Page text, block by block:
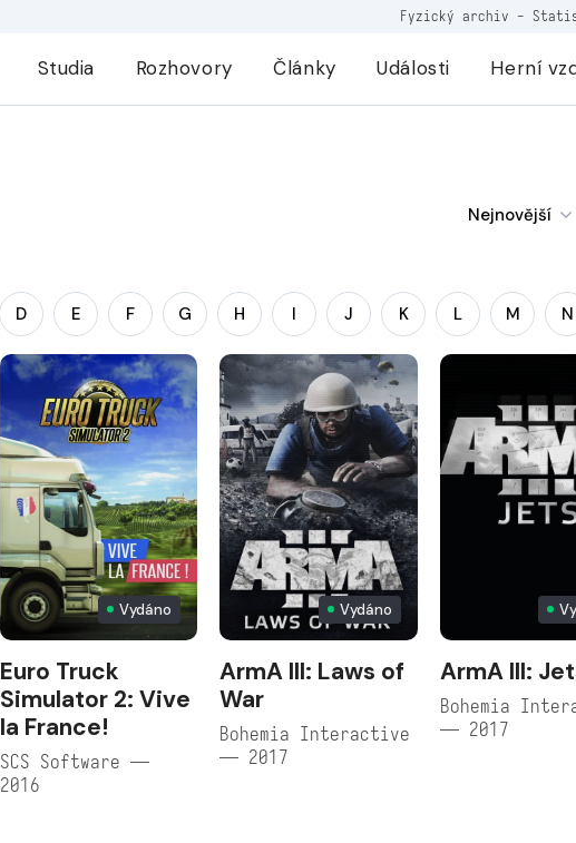
Fyzický archiv -
Studia Rozhovory Články Události Herní
Nejnovější
D E F G H I J K L M N
Vydáno
Euro Truck
Simulator 2: Vive
la France!
SCS Software —
2016
Vydáno
ArmA III: Laws of
War
Bohemia Interactive
— 2017
ArmA III:
Bohemia
— 2017